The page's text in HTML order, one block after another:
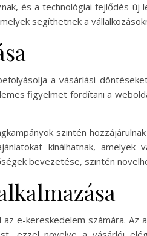
és a technológiai fejlődés
segíthetnek a
a vásárlási
figyelmet fordítani a
szintén
kínálhatnak,
bevezetése, szintén
e-kereskedelem számára.